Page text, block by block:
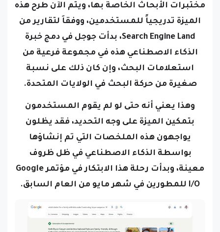
مختبرات الأبحاث الخاصة بها، ويتم الآن طرح هذه
الميزة تدريجياً للمستخدمين، ووفقاَ لتقارير من
Search Engine Land، بدأت جوجل في دمج خبرة
الذكاء الاصطناعي هذه في مجموعة فرعية من
استعلامات البحث، وإن كان ذلك على نسبة
صغيرة من حركة البحث في الولايات المتحدة.
وهذا يعني أنه حتى لو لم يقوم المستخدمون
بتمكين الميزة على وجه التحديد، فقد يظلون
يواجهون هذه الملخصات التي تم إنشاؤها
بواسطة الذكاء الاصطناعي في ظل ظروف
معينة،
وبدأت رحلة هذا الابتكار في مؤتمر Google
I/O للمطورين في شهر مايو من العام السابق.